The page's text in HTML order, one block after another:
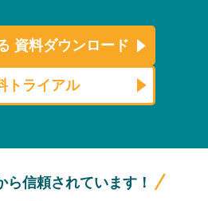
資料ダウンロード
トライアル
ら信頼されています！